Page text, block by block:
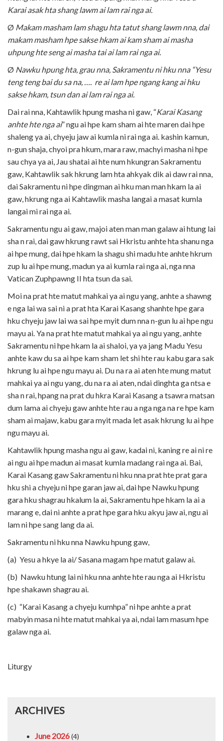
Karai asak hta shang lawm ai lam rai nga ai.
Ø Makam masham lam shagu hta tatut shang lawm nna, dai
makam masham hpe sakse hkam ai kam sham ai masha
uhpung hte seng ai masha tai ai lam rai nga ai.
Ø Nawku hpung hta, grau nna, Sakramentu ni hku nna “Yesu
teng teng bai du sa na, …. re ai lam hpe ngang kang ai hku
sakse hkam, tsun dan ai lam rai nga ai.
Dai rai nna, Kahtawlik hpung masha ni gaw, “Karai Kasang
anhte hte nga ai” ngu ai hpe kam sham ai hte maren dai hpe
shaleng ya ai, chyeju jaw ai kumla ni rai nga ai. kashin kamun,
n-gun shaja, chyoi pra hkum, mara raw, machyi masha ni hpe
sau chya ya ai, Jau shatai ai hte num hkungran Sakramentu
gaw, Kahtawlik sak hkrung lam hta ahkyak dik ai daw rai nna,
dai Sakramentu ni hpe dingman ai hku man man hkam la ai
gaw, hkrung nga ai Kahtawlik masha langai a masat kumla
langai mi rai nga ai.
Sakramentu ngu ai gaw, majoi aten man man galaw ai htung lai
sha n rai, dai gaw hkrung rawt sai Hkristu anhte hta shanu nga
ai hpe mung, dai hpe hkam la shagu shi madu hte anhte hkrum
zup lu ai hpe mung, madun ya ai kumla rai nga ai, nga nna
Vatican Zuphpawng II hta tsun da sai.
Moi na prat hte matut mahkai ya ai ngu yang, anhte a shawng
e nga lai wa sai ni a prat hta Karai Kasang shanhte hpe gara
hku chyeju jaw lai wa sai hpe myit dum nna n-gun lu ai hpe ngu
mayu ai. Ya na prat hte matut mahkai ya ai ngu yang, anhte
Sakramentu ni hpe hkam la ai shaloi, ya ya jang Madu Yesu
anhte kaw du sa ai hpe kam sham let shi hte rau kabu gara sak
hkrung lu ai hpe ngu mayu ai. Du na ra ai aten hte mung matut
mahkai ya ai ngu yang, du na ra ai aten, ndai dinghta ga ntsa e
sha n rai, hpang na prat du hkra Karai Kasang a tsawra matsan
dum lama ai chyeju gaw anhte hte rau a nga nga na re hpe kam
sham ai majaw, kabu gara myit mada let asak hkrung lu ai hpe
ngu mayu ai.
Kahtawlik hpung masha ngu ai gaw, kadai ni, kaning re ai ni re
ai ngu ai hpe madun ai masat kumla madang rai nga ai. Bai,
Karai Kasang gaw Sakramentu ni hku nna prat hte prat gara
hku shi a chyeju ni hpe garan jaw ai, dai hpe Nawku hpung
gara hku shagrau hkalum la ai, Sakramentu hpe hkam la ai a
marang e, dai ni anhte a prat hpe gara hku akyu jaw ai, ngu ai
lam ni hpe sang lang da ai.
Sakramentu ni hku nna Nawku hpung gaw,
(a) Yesu a hkye la ai/ Sasana magam hpe matut galaw ai.
(b) Nawku htung lai ni hku nna anhte hte rau nga ai Hkristu
hpe shakawn shagrau ai.
(c) “Karai Kasang a chyeju kumhpa” ni hpe anhte a prat
mabyin masa ni hte matut mahkai ya ai, ndai lam masum hpe
galaw nga ai.
Liturgy
ARCHIVES
June 2026(4)